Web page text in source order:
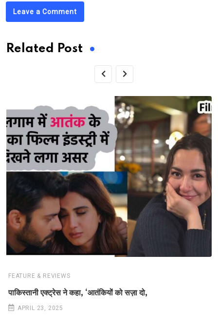
Leave a Comment
Related Post
FEATURE & REVIEWS
पाकिस्तानी एक्ट्रेस ने कहा, ‘आतंकियों को सज़ा दो,
APRIL 23, 2025